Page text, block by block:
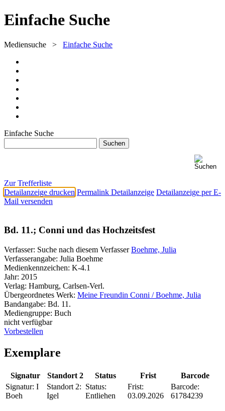
Einfache Suche
Mediensuche > Einfache Suche
Einfache Suche
Zur Trefferliste
Detailanzeige drucken Permalink Detailanzeige Detailanzeige per E-
Mail versenden
Bd. 11.; Conni und das Hochzeitsfest
Verfasser: Suche nach diesem Verfasser Boehme, Julia
Verfasserangabe: Julia Boehme
Medienkennzeichen: K-4.1
Jahr: 2015
Verlag: Hamburg, Carlsen-Verl.
Übergeordnetes Werk: Meine Freundin Conni / Boehme, Julia
Bandangabe: Bd. 11.
Mediengruppe: Buch
nicht verfügbar
Vorbestellen
Exemplare
Signatur Standort 2 Status Frist
Barcode
Signatur: I
Boeh
Standort 2:
Igel
Status:
Entliehen
Frist:
03.09.2026
Barcode:
61784239